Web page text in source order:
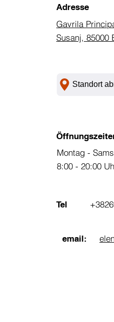
Adresse
Gavrila
Susanj, 85000
Standort
Montag -
8:00 - 20:00
Tel
email: